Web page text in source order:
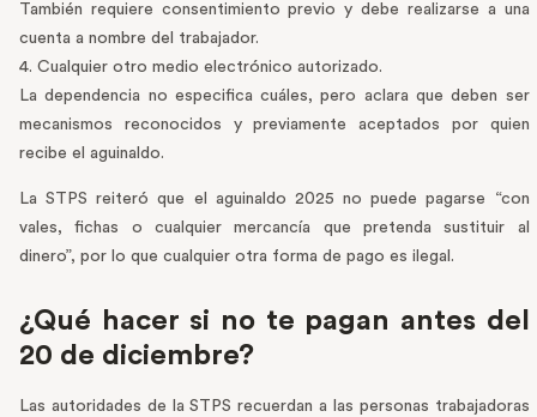
También requiere consentimiento previo y debe realizarse a una
cuenta a nombre del trabajador.
4. Cualquier otro medio electrónico autorizado.
La dependencia no especifica cuáles, pero aclara que deben ser
mecanismos reconocidos y previamente aceptados por quien
recibe el aguinaldo.
La STPS reiteró que el aguinaldo 2025 no puede pagarse “con
vales, fichas o cualquier mercancía que pretenda sustituir al
dinero”, por lo que cualquier otra forma de pago es ilegal.
¿Qué hacer si no te pagan antes del
20 de diciembre?
Las autoridades de la STPS recuerdan a las personas trabajadoras